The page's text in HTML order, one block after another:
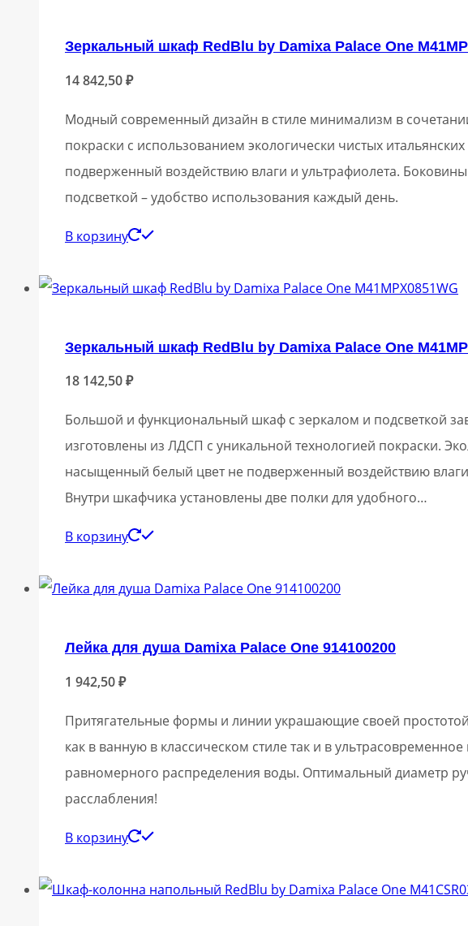
Зеркальный шкаф RedBlu by Damixa Palace One
14 842,50₽
Модный современный дизайн в стиле минимализм в
покраски с использованием экологически чистых
подверженный воздействию влаги и ультрафиолета.
подсветкой – удобство использования каждый день.
В корзину
Зеркальный шкаф RedBlu by Damixa Palace One
18 142,50₽
Большой и функциональный шкаф с зеркалом и подсветкой
изготовлены из ЛДСП с уникальной технологией покраски.
насыщенный белый цвет не подверженный воздействию
Внутри шкафчика установлены две полки для удобного…
В корзину
Лейка для душа Damixa Palace One 914100200
1 942,50₽
Притягательные формы и линии украшающие своей
как в ванную в классическом стиле так и в
равномерного распределения воды. Оптимальный диаметр
расслабления!
В корзину